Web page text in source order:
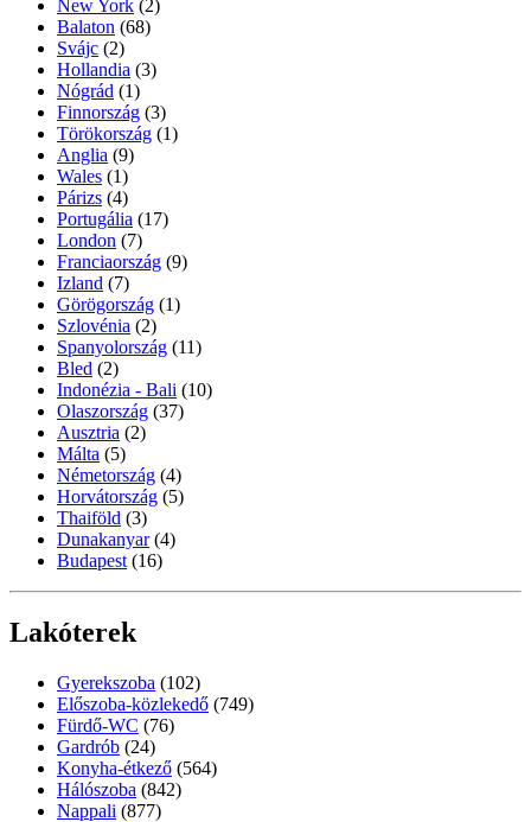
New York (2)
Balaton (68)
Svájc (2)
Hollandia (3)
Nógrád (1)
Finnország (3)
Törökország (1)
Anglia (9)
Wales (1)
Párizs (4)
Portugália (17)
London (7)
Franciaország (9)
Izland (7)
Görögország (1)
Szlovénia (2)
Spanyolország (11)
Bled (2)
Indonézia - Bali (10)
Olaszország (37)
Ausztria (2)
Málta (5)
Németország (4)
Horvátország (5)
Thaiföld (3)
Dunakanyar (4)
Budapest (16)
Lakóterek
Gyerekszoba (102)
Előszoba-közlekedő (749)
Fürdő-WC (76)
Gardrób (24)
Konyha-étkező (564)
Hálószoba (842)
Nappali (877)